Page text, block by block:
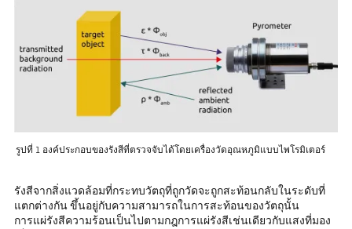
รูปที่ 1 องค์ประกอบของรังสีที่ตรวจจับได้โดยเครื่องวัดอุณหภูมิแบบไพโรมิเตอร์
รังสีจากสิ่งแวดล้อมที่กระทบวัตถุที่ถูกวัดจะถูกสะท้อนกลับในระดับที่
แตกต่างกัน ขึ้นอยู่กับความสามารถในการสะท้อนของวัตถุนั้น
การแผ่รังสีความร้อนเป็นไปตามกฎการแผ่รังสีเช่นเดียวกับแสงที่มอง